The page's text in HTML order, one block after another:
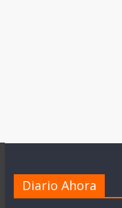
Diario Ahora